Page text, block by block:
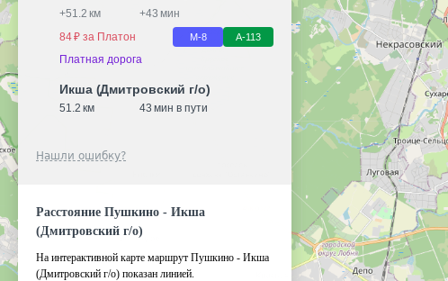
+51.2 км +43 мин
84 ₽ за Платон
М-8 А-113
Платная дорога
Икша (Дмитровский г/о)
51.2 км 43 мин в пути
Нашли ошибку?
Расстояние Пушкино - Икша
(Дмитровский г/о)
На интерактивной карте маршрут Пушкино - Икша
(Дмитровский г/о) показан линией.